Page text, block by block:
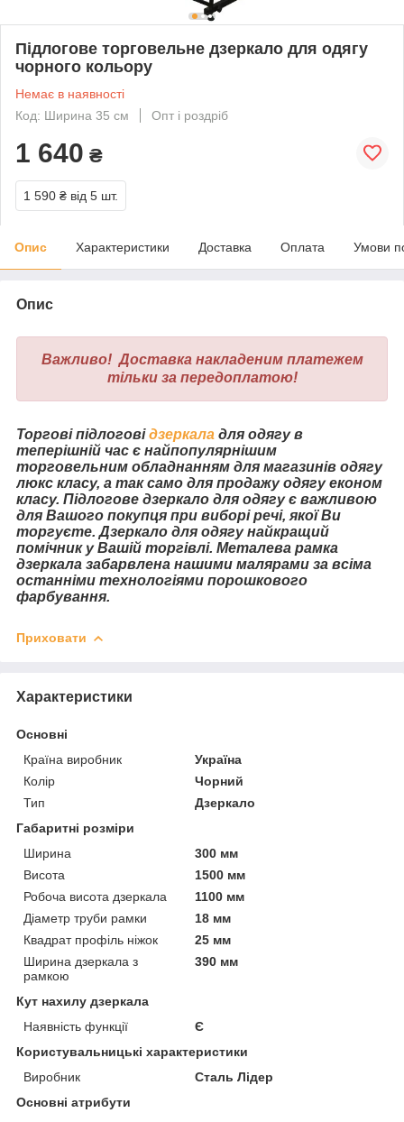
Підлогове торговельне дзеркало для одягу
чорного кольору
Немає в наявності
Код: Ширина 35 см
Опт і роздріб
1 640 ₴
1 590 ₴ від 5 шт.
Опис Характеристики Доставка Оплата Умови
Опис
Важливо! Доставка накладеним платежем
тільки за передоплатою!
Торгові підлоговідзеркала для одягу в
теперішній час є найпопулярнішим
торговельним обладнанням для магазинів одягу
люкс класу, а так само для продажу одягу економ
класу. Підлогове дзеркало для одягу є важливою
для Вашого покупця при виборі речі, якої Ви
торгуєте. Дзеркало для одягу найкращий
помічник у Вашій торгівлі. Металева рамка
дзеркала забарвлена ​​нашими малярами за всіма
останніми технологіями порошкового
фарбування.
Приховати
Характеристики
Основні
Країна виробник
Україна
Колір
Чорний
Тип
Дзеркало
Габаритні розміри
Ширина
300 мм
Висота
1500 мм
Робоча висота дзеркала
1100 мм
Діаметр труби рамки
18 мм
Квадрат профіль ніжок
25 мм
Ширина дзеркала з
рамкою
390 мм
Кут нахилу дзеркала
Наявність функції
Є
Користувальницькі характеристики
Виробник
Сталь Лідер
Основні атрибути